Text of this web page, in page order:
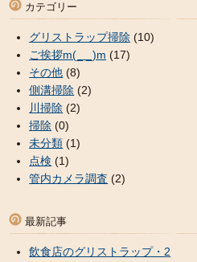
カテゴリー
グリストラップ掃除 (10)
ご挨拶m(_ _)m (17)
その他 (8)
側溝掃除 (2)
川掃除 (2)
掃除 (0)
未分類 (1)
点検 (1)
管内カメラ調査 (2)
最新記事
飲食店のグリストラップ・2